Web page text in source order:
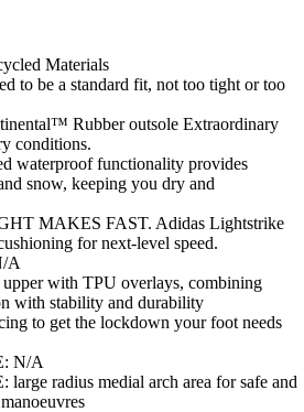
Materials
to be a standard fit, not too tight or too
Rubber outsole Extraordinary
conditions.
waterproof functionality provides
snow, keeping you dry and
MAKES FAST. Adidas Lightstrike
for next-level speed.
A
with TPU overlays, combining
with stability and durability
to get the lockdown your foot needs
N/A
radius medial arch area for safe and